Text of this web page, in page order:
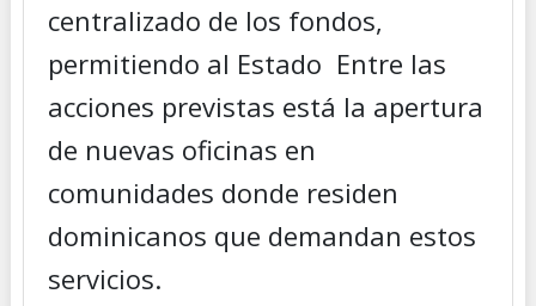
centralizado de los fondos,
permitiendo al Estado Entre las
acciones previstas está la apertura
de nuevas oficinas en
comunidades donde residen
dominicanos que demandan estos
servicios.